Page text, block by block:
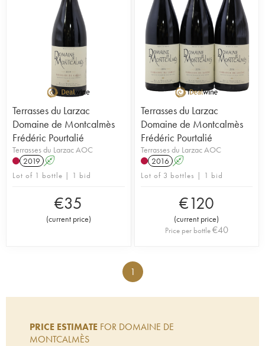
Terrasses du Larzac
Domaine de Montcalmès
Frédéric Pourtalié
Terrasses du Larzac AOC
2019 A
Lot of 1 bottle | 1 bid
€35
(current price)
Terrasses du Larzac
Domaine de Montcalmès
Frédéric Pourtalié
Terrasses du Larzac AOC
2016 A
Lot of 3 bottles | 1 bid
€120
(current price)
Price per bottle€40
1
PRICE ESTIMATE FOR DOMAINE DE
MONTCALMÈS